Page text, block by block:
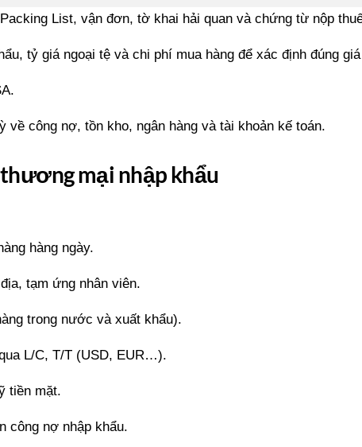
List, vận đơn, tờ khai hải quan và chứng từ nộp
tỷ giá ngoại tệ và chi phí mua hàng để xác định đúng
công nợ, tồn kho, ngân hàng và tài khoản kế toán.
mại nhập khẩu
hàng ngày.
tạm ứng nhân viên.
trong nước và xuất khẩu).
L/C, T/T (USD, EUR…).
tiền mặt.
công nợ nhập khẩu.